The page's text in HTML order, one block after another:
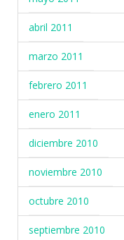
abril 2011
marzo 2011
febrero 2011
enero 2011
diciembre 2010
noviembre 2010
octubre 2010
septiembre 2010